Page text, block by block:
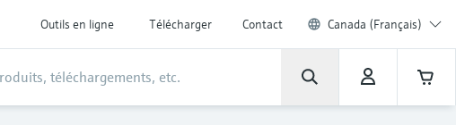
Outils en ligne Télécharger Contact Canada (Français)